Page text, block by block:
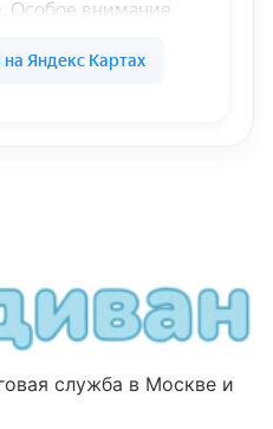
служба в Москве и